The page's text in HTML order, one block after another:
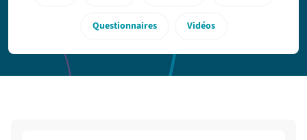
Questionnaires Vidéos